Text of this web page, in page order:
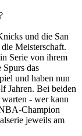
und die San
Meisterschaft.
Serie von ihrem
Spurs das
und haben nun
Jahren. Bei beiden
- wer kann
Champion
jeweils am